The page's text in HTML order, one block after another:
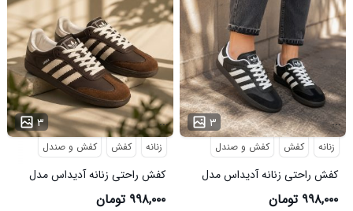
۳ ...
زنانه کفش کفش و صندل
کفش راحتی زنانه آدیداس مدل
سامبا قهوه ای
۹۹۸,۰۰۰ تومان
۳ ...
زنانه کفش کفش و صندل
کفش راحتی زنانه آدیداس مدل
سامبا مشکی
۹۹۸,۰۰۰ تومان